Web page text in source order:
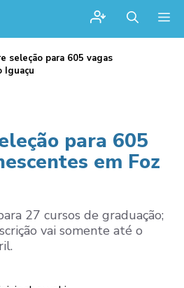
seleção para 605 vagas
Iguaçu
para 605
em Foz
27 cursos de graduação;
vai somente até o